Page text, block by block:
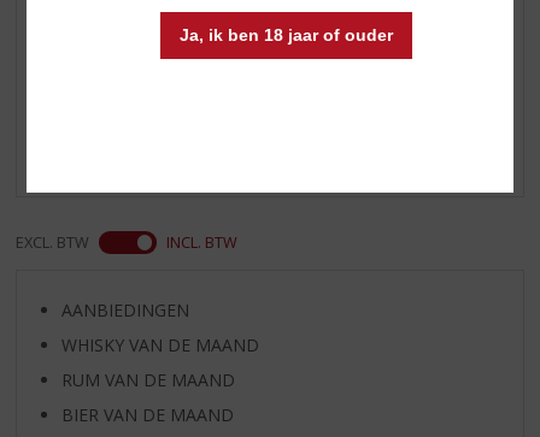
Ja, ik ben 18 jaar of ouder
(5,0
/
EXCL. BTW INCL. BTW
AANBIEDINGEN
WHISKY VAN DE MAAND
RUM VAN DE MAAND
BIER VAN DE MAAND